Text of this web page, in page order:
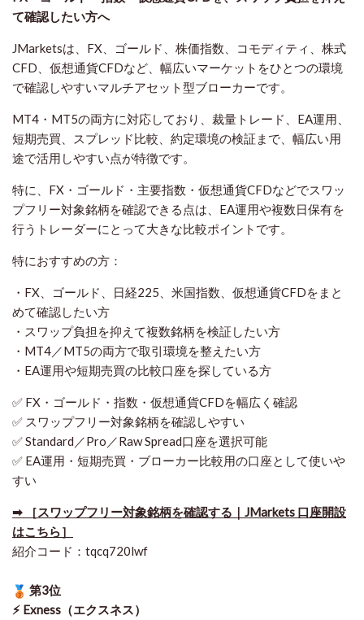
て確認したい方へ
JMarketsは、FX、ゴールド、株価指数、コモディティ、株式
CFD、仮想通貨CFDなど、幅広いマーケットをひとつの環境
で確認しやすいマルチアセット型ブローカーです。
MT4・MT5の両方に対応しており、裁量トレード、EA運用、
短期売買、スプレッド比較、約定環境の検証まで、幅広い用
途で活用しやすい点が特徴です。
特に、FX・ゴールド・主要指数・仮想通貨CFDなどでスワッ
プフリー対象銘柄を確認できる点は、EA運用や複数日保有を
行うトレーダーにとって大きな比較ポイントです。
特におすすめの方：
・FX、ゴールド、日経225、米国指数、仮想通貨CFDをまと
めて確認したい方
・スワップ負担を抑えて複数銘柄を検証したい方
・MT4／MT5の両方で取引環境を整えたい方
・EA運用や短期売買の比較口座を探している方
✅ FX・ゴールド・指数・仮想通貨CFDを幅広く確認
✅ スワップフリー対象銘柄を確認しやすい
✅ Standard／Pro／Raw Spread口座を選択可能
✅ EA運用・短期売買・ブローカー比較用の口座として使いや
すい
➡ ［スワップフリー対象銘柄を確認する｜JMarkets 口座開設
はこちら］
紹介コード：tqcq720lwf
第3位
⚡ Exness（エクスネス）